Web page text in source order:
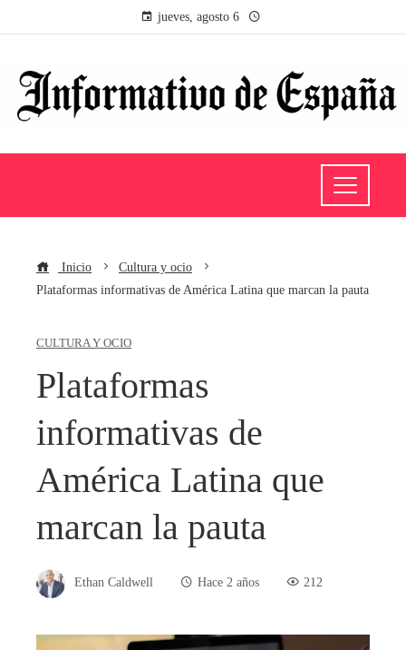
jueves, agosto 6
Inicio
Cultura y ocio
Plataformas informativas de América Latina que marcan la pauta
CULTURA Y OCIO
Plataformas
informativas de
América Latina que
marcan la pauta
Ethan Caldwell Hace 2 años 212